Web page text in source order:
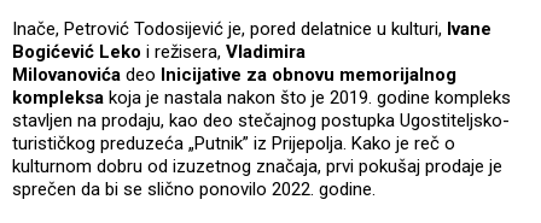
Inače, Petrović Todosijević je, pored delatnice u kulturi, Ivane
Bogićević Leko i režisera, Vladimira
Milovanovića deo Inicijative za obnovu memorijalnog
kompleksa koja je nastala nakon što je 2019. godine kompleks
stavljen na prodaju, kao deo stečajnog postupka Ugostiteljsko-
turističkog preduzeća „Putnik” iz Prijepolja. Kako je reč o
kulturnom dobru od izuzetnog značaja, prvi pokušaj prodaje je
sprečen da bi se slično ponovilo 2022. godine.